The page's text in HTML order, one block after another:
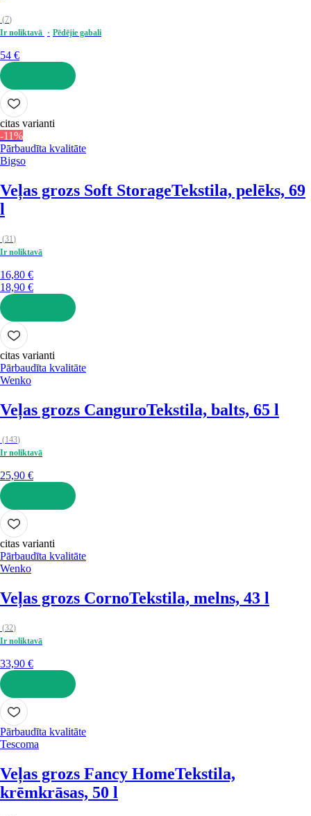
(7)
Ir noliktavā
Pēdējie gabali
54 €
LIKT GROZĀ
citas varianti
-11%
Pārbaudīta kvalitāte
Bigso
Veļas grozs Soft StorageTekstila, pelēks, 69
l
(31)
Ir noliktavā
16,80 €
18,90 €
LIKT GROZĀ
citas varianti
Pārbaudīta kvalitāte
Wenko
Veļas grozs CanguroTekstila, balts, 65 l
(143)
Ir noliktavā
25,90 €
LIKT GROZĀ
citas varianti
Pārbaudīta kvalitāte
Wenko
Veļas grozs CornoTekstila, melns, 43 l
(32)
Ir noliktavā
33,90 €
LIKT GROZĀ
Pārbaudīta kvalitāte
Tescoma
Veļas grozs Fancy HomeTekstila,
krēmkrāsas, 50 l